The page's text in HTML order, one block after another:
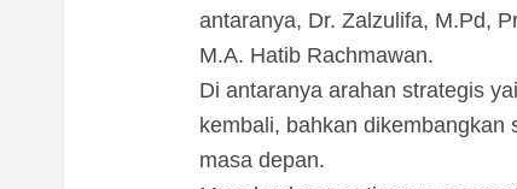
antaranya, Dr. Zalzulifa, M.Pd,
M.A. Hatib Rachmawan.
Di antaranya arahan strategis
kembali, bahkan
masa depan.